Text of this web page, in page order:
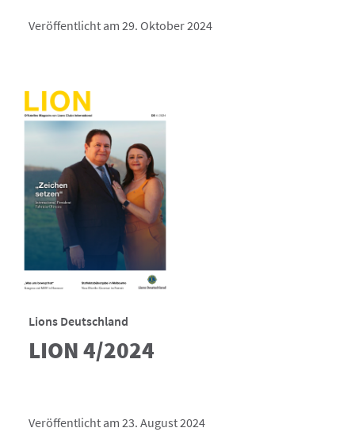
Veröffentlicht am 29. Oktober 2024
Lions Deutschland
LION 4/2024
Veröffentlicht am 23. August 2024